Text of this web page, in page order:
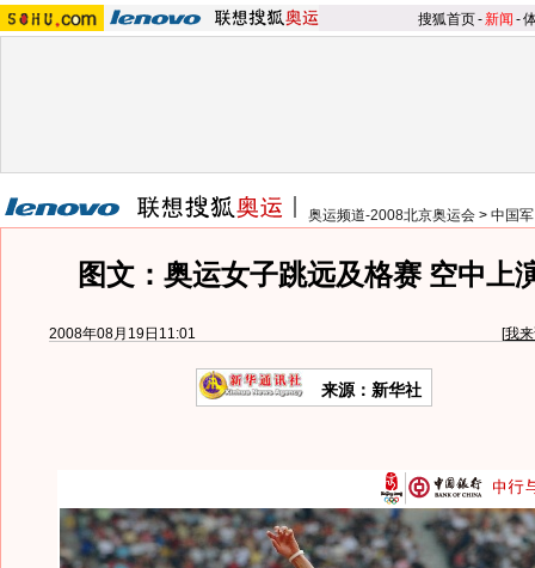
搜狐首页-新闻 -
奥运频道-2008北京奥运会 > 中国
图文：奥运女子跳远及格赛 空中上
2008年08月19日11:01 [我
来源：新华社